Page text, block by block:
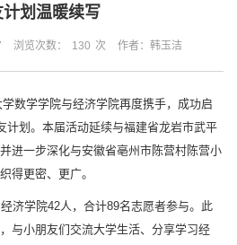
计划温暖续写
浏览次数： 130 次 作者：韩玉洁
数学学院与经济学院再度携手，成功启
计划。本届活动延续与福建省龙岩市武平
进一步深化与安徽省亳州市陈营村陈营小
得更密、更广。
济学院42人，合计89名志愿者参与。此
与小朋友们交流大学生活、分享学习经